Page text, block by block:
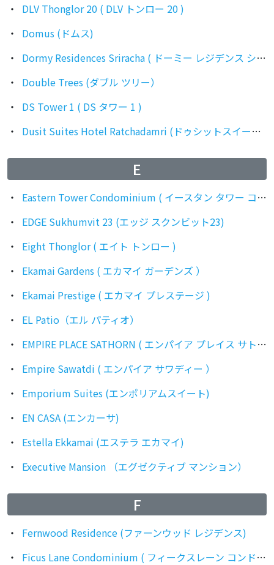
DLV Thonglor 20 ( DLV トンロー 20 )
Domus (ドムス)
Dormy Residences Sriracha ( ドーミー レジデンス シラチャ )
Double Trees (ダブル ツリー）
DS Tower 1 ( DS タワー 1 )
Dusit Suites Hotel Ratchadamri (ドゥシットスイーツホテルラチャダムリ)
E
Eastern Tower Condominium ( イースタン タワー コンドミニアム )
EDGE Sukhumvit 23 (エッジ スクンビット23)
Eight Thonglor ( エイト トンロー )
Ekamai Gardens ( エカマイ ガーデンズ ）
Ekamai Prestige ( エカマイ プレステージ )
EL Patio（エル パティオ）
EMPIRE PLACE SATHORN ( エンパイア プレイス サトーン )
Empire Sawatdi ( エンパイア サワディー ）
Emporium Suites (エンポリアムスイート)
EN CASA (エンカーサ)
Estella Ekkamai (エステラ エカマイ)
Executive Mansion （エグゼクティブ マンション）
F
Fernwood Residence (ファーンウッド レジデンス)
Ficus Lane Condominium ( フィークスレーン コンドミニアム )